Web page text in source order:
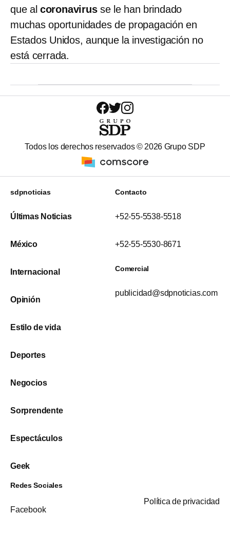
que al coronavirusse le han brindado
muchas oportunidades de propagación en
Estados Unidos, aunque la investigación no
está cerrada.
Todos los derechos reservados © 2026 Grupo SDP
sdpnoticias
Últimas Noticias
México
Internacional
Opinión
Estilo de vida
Deportes
Negocios
Sorprendente
Espectáculos
Geek
Contacto
+52-55-5538-5518
+52-55-5530-8671
Comercial
publicidad@sdpnoticias.com
Redes Sociales
Facebook
Política de privacidad